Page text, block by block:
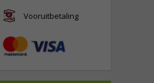
Vooruitbetaling